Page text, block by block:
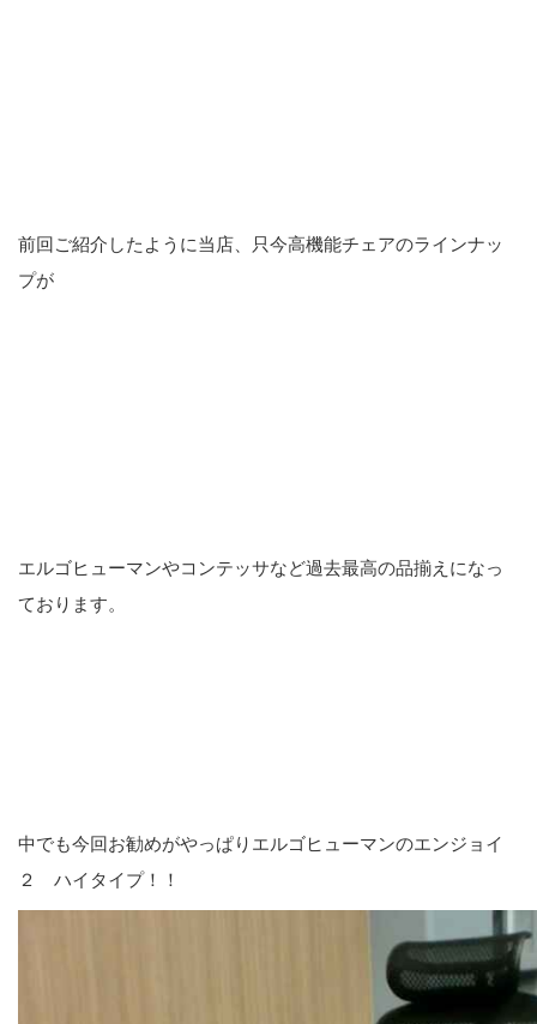
前回ご紹介したように当店、只今高機能チェアのラインナッ
プが
エルゴヒューマンやコンテッサなど過去最高の品揃えになっ
ております。
中でも今回お勧めがやっぱりエルゴヒューマンのエンジョイ
２ ハイタイプ！！